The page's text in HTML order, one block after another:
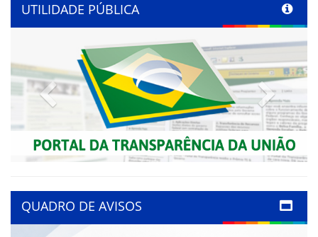
UTILIDADE PÚBLICA
Previous Next
QUADRO DE AVISOS